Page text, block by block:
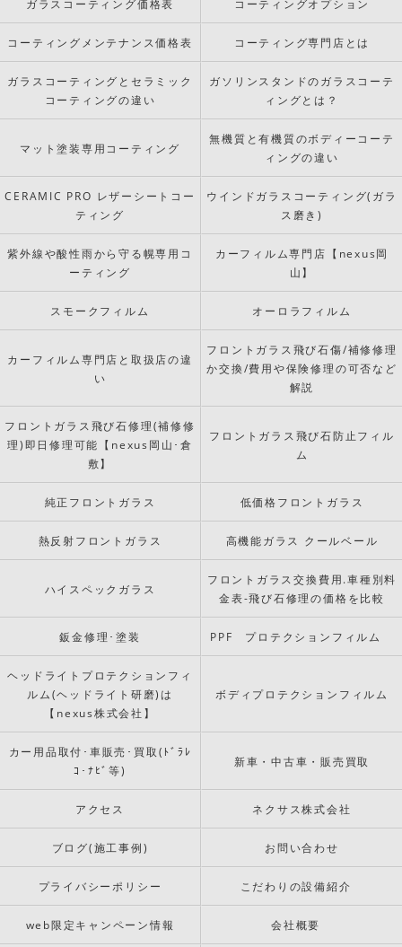
ガラスコーティング価格表 コーティングオプション
コーティングメンテナンス価格表 コーティング専門店とは
ガラスコーティングとセラミック
コーティングの違い
ガソリンスタンドのガラスコーテ
ィングとは？
マット塗装専用コーティング
無機質と有機質のボディーコーテ
ィングの違い
CERAMIC PRO レザーシートコー
ティング
ウインドガラスコーティング(ガラ
ス磨き)
紫外線や酸性雨から守る幌専用コ
ーティング
カーフィルム専門店【nexus岡
山】
スモークフィルム オーロラフィルム
カーフィルム専門店と取扱店の違
い
フロントガラス飛び石傷/補修修理
か交換/費用や保険修理の可否など
解説
フロントガラス飛び石修理(補修修
理)即日修理可能【nexus岡山･倉
敷】
フロントガラス飛び石防止フィル
ム
純正フロントガラス 低価格フロントガラス
熱反射フロントガラス 高機能ガラス クールベール
ハイスペックガラス
フロントガラス交換費用.車種別料
金表-飛び石修理の価格を比較
鈑金修理･塗装 PPF プロテクションフィルム
ヘッドライトプロテクションフィ
ルム(ヘッドライト研磨)は
【nexus株式会社】
ボディプロテクションフィルム
カー用品取付･車販売･買取(ﾄﾞﾗﾚ
ｺ･ﾅﾋﾞ等)
新車・中古車・販売買取
アクセス ネクサス株式会社
ブログ(施工事例) お問い合わせ
プライバシーポリシー こだわりの設備紹介
web限定キャンペーン情報 会社概要